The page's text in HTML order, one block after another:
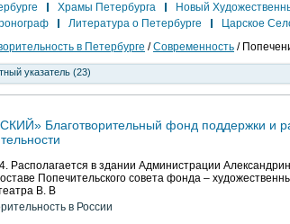
Храмы Петербурга Новый
Литература о Петербурге Царское
в Петербурге / Современность /
указатель (23)
Благотворительный фонд поддержки и
Располагается в здании Администрации
Попечительского совета фонда –
В. В
в России